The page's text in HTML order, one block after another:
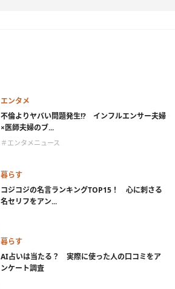
エンタメ
不倫よりヤバい問題発生!? インフルエンサー夫婦
×医師夫婦のブ...
＃エンタメニュース
暮らす
コジコジの名言ランキングTOP15！ 心に刺さる
名セリフをアン...
暮らす
AI占いは当たる？ 実際に使った人の口コミをア
ンケート調査